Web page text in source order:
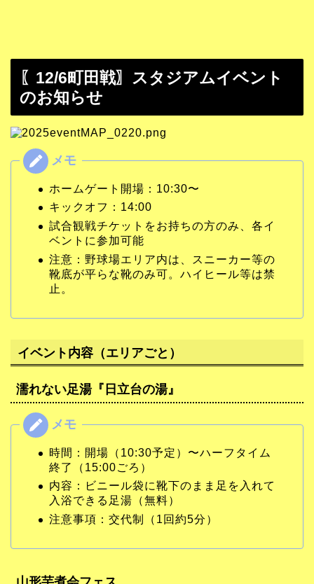
〖12/6町田戦〗スタジアムイベント
のお知らせ
ホームゲート開場：10:30〜
キックオフ：14:00
試合観戦チケットをお持ちの方のみ、各イ
ベントに参加可能
注意：野球場エリア内は、スニーカー等の
靴底が平らな靴のみ可。ハイヒール等は禁
止。
イベント内容（エリアごと）
濡れない足湯『日立台の湯』
時間：開場（10:30予定）〜ハーフタイム
終了（15:00ごろ）
内容：ビニール袋に靴下のまま足を入れて
入浴できる足湯（無料）
注意事項：交代制（1回約5分）